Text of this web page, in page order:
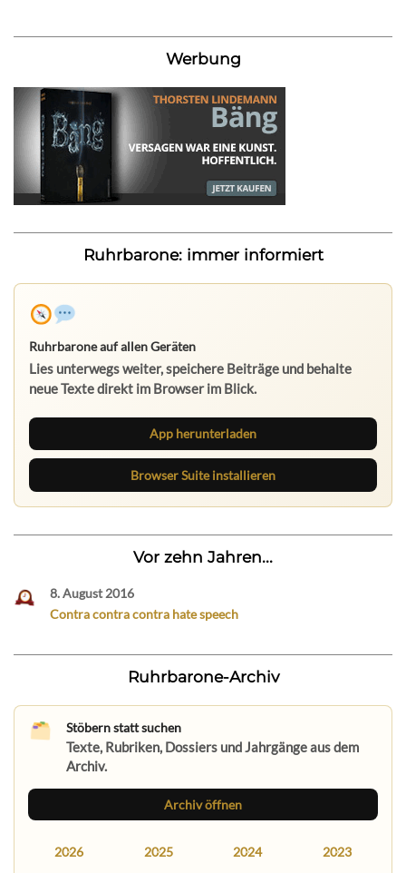
Werbung
Ruhrbarone: immer informiert
Ruhrbarone auf allen Geräten
Lies unterwegs weiter, speichere Beiträge und behalte
neue Texte direkt im Browser im Blick.
App herunterladen
Browser Suite installieren
Vor zehn Jahren...
8. August 2016
Contra contra contra hate speech
Ruhrbarone-Archiv
Stöbern statt suchen
Texte, Rubriken, Dossiers und Jahrgänge aus dem
Archiv.
Archiv öffnen
2026 2025 2024 2023